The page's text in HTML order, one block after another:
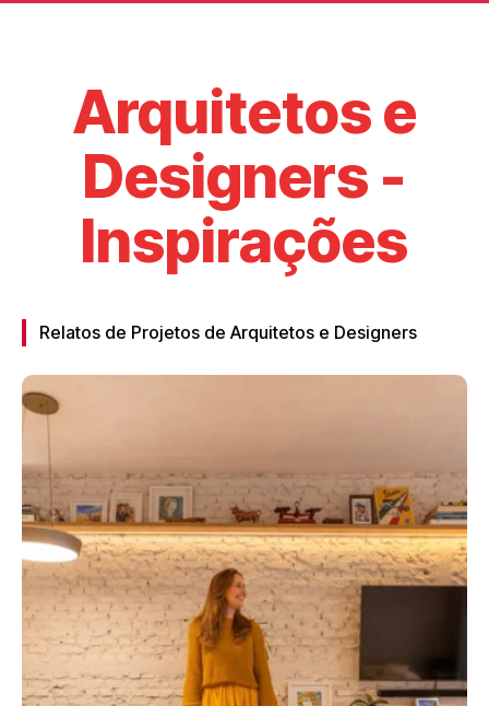
Arquitetos e
Designers -
Inspirações
Relatos de Projetos de Arquitetos e Designers